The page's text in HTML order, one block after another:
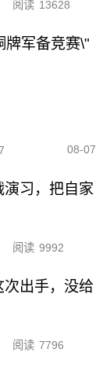
阅读 13628
牌军备竞赛\"
08-07
习，把自家
阅读 9992
次出手，没给
阅读 7796